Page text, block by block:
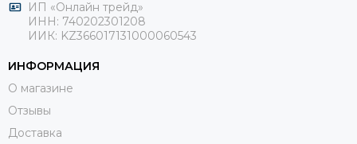
Алматы, но и в Казахстане. Наши менеджеры могут помочь
вам в оформлении вашей покупки, а также более
изделия.
хорошего вкуса, а также незаменимая вещь для деловых и
творческих людей. Такое изделие прекрасно подойдет в
ИП «Онлайн трейд»
ИНН: 740202301208
ИИК: KZ366017131000060543
ИНФОРМАЦИЯ
О магазине
Отзывы
Доставка